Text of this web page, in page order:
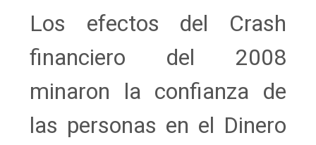
Los efectos del Crash
financiero del 2008
minaron la confianza de
las personas en el Dinero